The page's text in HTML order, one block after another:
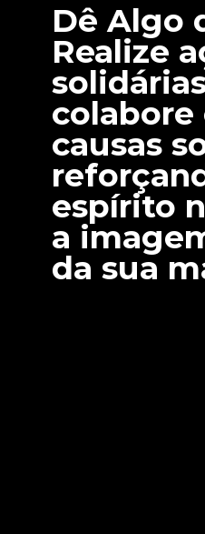
Dê Algo
Realize
colabore
causas
espírito
a
da sua